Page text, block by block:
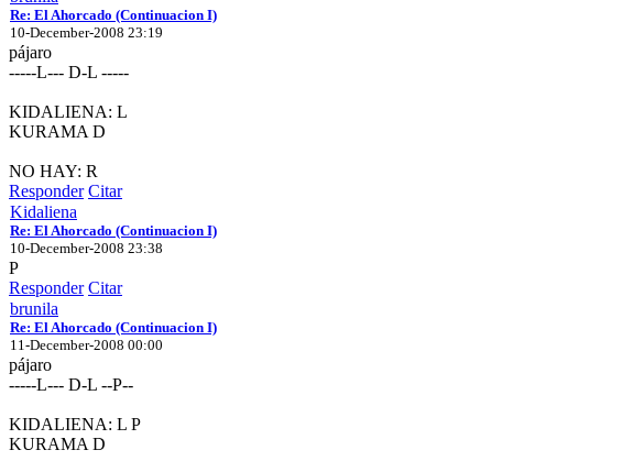
Re: El Ahorcado (Continuacion I)
10-December-2008 23:19
pájaro
-----L--- D-L -----
KIDALIENA: L
KURAMA D
NO HAY: R
Responder Citar
Kidaliena
Re: El Ahorcado (Continuacion I)
10-December-2008 23:38
P
Responder Citar
brunila
Re: El Ahorcado (Continuacion I)
11-December-2008 00:00
pájaro
-----L--- D-L --P--
KIDALIENA: L P
KURAMA D